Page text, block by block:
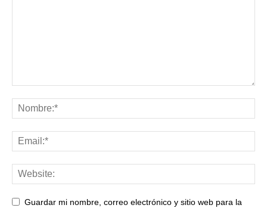
Guardar mi nombre, correo electrónico y sitio web para la